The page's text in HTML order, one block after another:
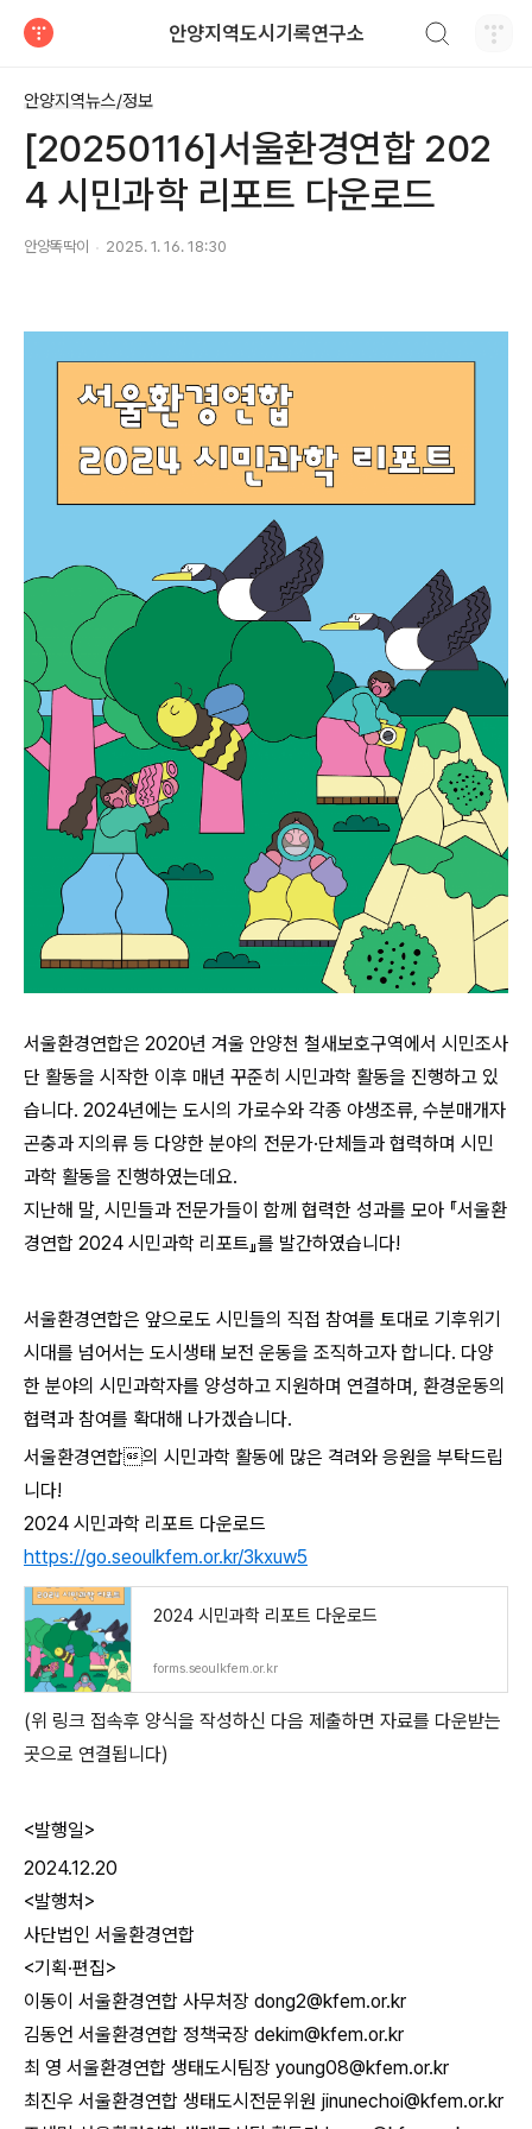
안양지역도시기록연구소
안양지역뉴스/정보
[20250116]서울환경연합 202
4 시민과학 리포트 다운로드
안양똑딱이 2025. 1. 16. 18:30
서울환경연합은 2020년 겨울 안양천 철새보호구역에서 시민조사
단 활동을 시작한 이후 매년 꾸준히 시민과학 활동을 진행하고 있
습니다. 2024년에는 도시의 가로수와 각종 야생조류, 수분매개자
곤충과 지의류 등 다양한 분야의 전문가·단체들과 협력하며 시민
과학 활동을 진행하였는데요.
지난해 말, 시민들과 전문가들이 함께 협력한 성과를 모아 『서울환
경연합 2024 시민과학 리포트』를 발간하였습니다!
서울환경연합은 앞으로도 시민들의 직접 참여를 토대로 기후위기
시대를 넘어서는 도시생태 보전 운동을 조직하고자 합니다. 다양
한 분야의 시민과학자를 양성하고 지원하며 연결하며, 환경운동의
협력과 참여를 확대해 나가겠습니다.
서울환경연합의 시민과학 활동에 많은 격려와 응원을 부탁드립
니다!
2024 시민과학 리포트 다운로드
https://go.seoulkfem.or.kr/3kxuw5
2024 시민과학 리포트 다운로드
forms.seoulkfem.or.kr
(위 링크 접속후 양식을 작성하신 다음 제출하면 자료를 다운받는
곳으로 연결됩니다)
<발행일>
2024.12.20
<발행처>
사단법인 서울환경연합
<기획·편집>
이동이 서울환경연합 사무처장 dong2@kfem.or.kr
김동언 서울환경연합 정책국장 dekim@kfem.or.kr
최 영 서울환경연합 생태도시팀장 young08@kfem.or.kr
최진우 서울환경연합 생태도시전문위원 jinunechoi@kfem.or.kr